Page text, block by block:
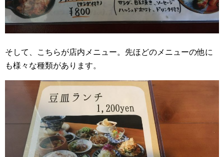
そして、こちらが店内メニュー。先ほどのメニューの他に
も様々な種類があります。